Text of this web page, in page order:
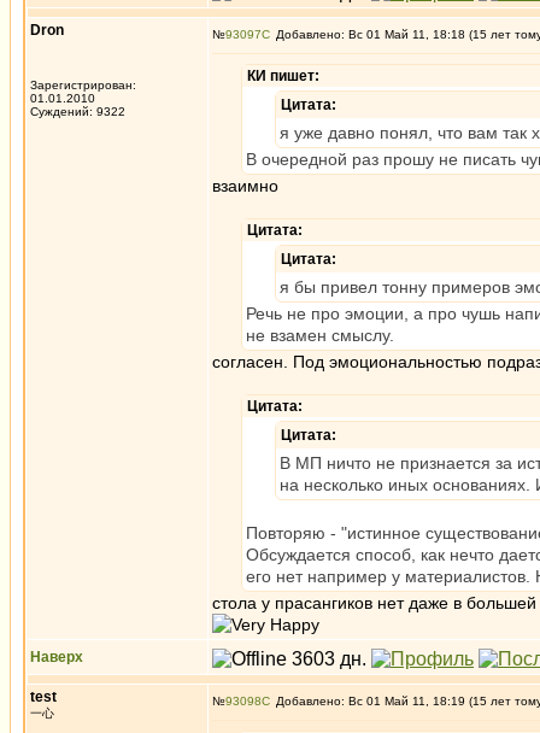
Dron
Зарегистрирован:
01.01.2010
Суждений: 9322
№93097 Добавлено: Вс 01 Май 11, 18:18 (15 лет
КИ пишет:
Цитата:
я уже давно понял, что вам так
В очередной раз прошу не писать
взаимно
Цитата:
Цитата:
я бы привел тонну примеров
Речь не про эмоции, а про чушь
не взамен смыслу.
согласен. Под эмоциональностью
Цитата:
Цитата:
В МП ничто не признается за
на несколько иных основаниях.
Повторяю - "истинное
Обсуждается способ, как нечто
его нет например у материалистов.
стола у прасангиков нет даже в
Наверх
test
一心
№93098 Добавлено: Вс 01 Май 11, 18:19 (15 лет